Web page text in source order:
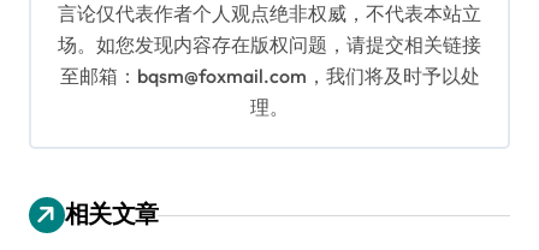
言论仅代表作者个人观点绝非权威，不代表本站立
场。如您发现内容存在版权问题，请提交相关链接
至邮箱：bqsm@foxmail.com，我们将及时予以处
理。
相关文章